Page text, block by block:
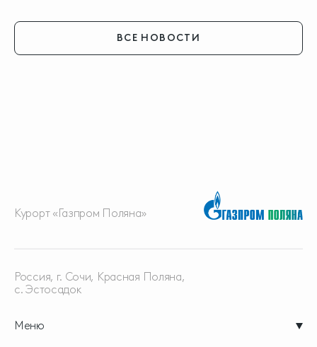
ВСЕ НОВОСТИ
Курорт «Газпром Поляна»
Меню
Россия, г. Сочи, Красная Поляна,
с. Эстосадок